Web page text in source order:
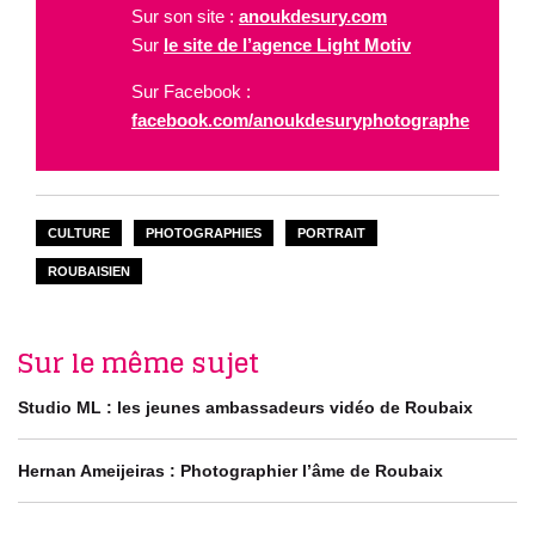
Sur son site : anoukdesury.com
Sur le site de l’agence Light Motiv
Sur Facebook :
facebook.com/anoukdesuryphotographe
CULTURE PHOTOGRAPHIES PORTRAIT
ROUBAISIEN
Sur le même sujet
Studio ML : les jeunes ambassadeurs vidéo de Roubaix
Hernan Ameijeiras : Photographier l’âme de Roubaix